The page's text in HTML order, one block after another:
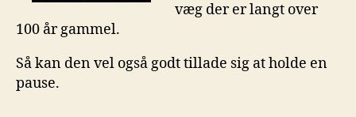
væg der er langt over
100 år gammel.
Så kan den vel også godt tillade sig at holde en
pause.